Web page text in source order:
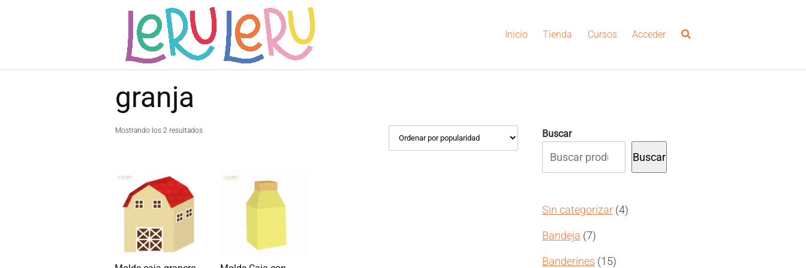
Inicio Tienda Cursos Acceder
granja
Mostrando los 2 resultadosOrdenado
Buscar
Buscar
Sin categorizar 44
Bandeja 77
Banderines 1515